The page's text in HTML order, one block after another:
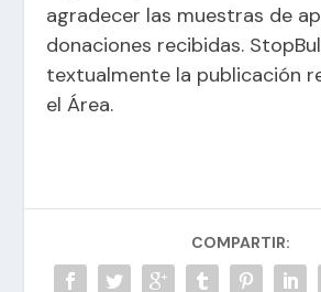
agradecer las muestras de
donaciones recibidas.
textualmente la publicación
el Área.
COMPARTIR: